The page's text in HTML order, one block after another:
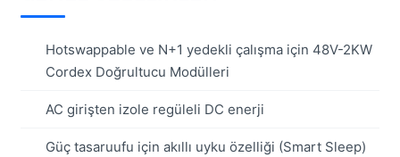
Hotswappable ve N+1 yedekli çalışma için 48V-2KW
Cordex Doğrultucu Modülleri
AC girişten izole regüleli DC enerji
Güç tasaruufu için akıllı uyku özelliği (Smart Sleep)